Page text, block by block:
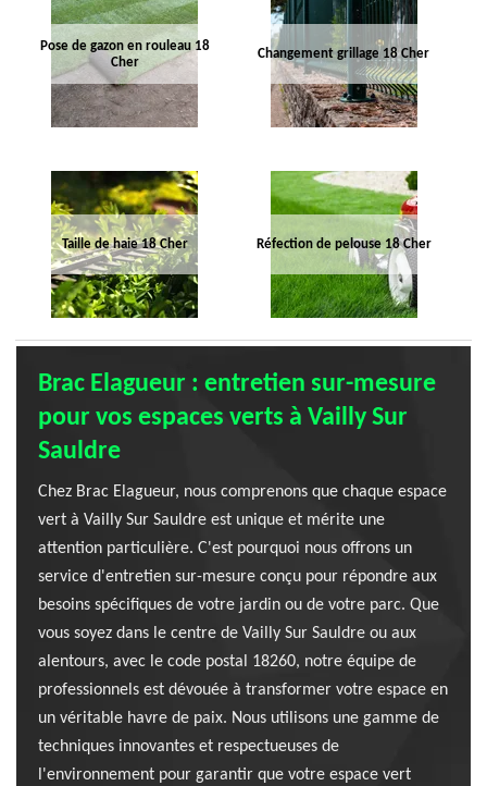
Pose de gazon en rouleau 18
Cher
Changement grillage 18 Cher
Taille de haie 18 Cher Réfection de pelouse 18 Cher
Brac Elagueur : entretien sur-mesure
pour vos espaces verts à Vailly Sur
Sauldre
Chez Brac Elagueur, nous comprenons que chaque espace
vert à Vailly Sur Sauldre est unique et mérite une
attention particulière. C'est pourquoi nous offrons un
service d'entretien sur-mesure conçu pour répondre aux
besoins spécifiques de votre jardin ou de votre parc. Que
vous soyez dans le centre de Vailly Sur Sauldre ou aux
alentours, avec le code postal 18260, notre équipe de
professionnels est dévouée à transformer votre espace en
un véritable havre de paix. Nous utilisons une gamme de
techniques innovantes et respectueuses de
l'environnement pour garantir que votre espace vert